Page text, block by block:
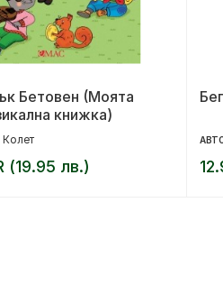
Бетовен (Моята
книжка)
(19.95 лв.)